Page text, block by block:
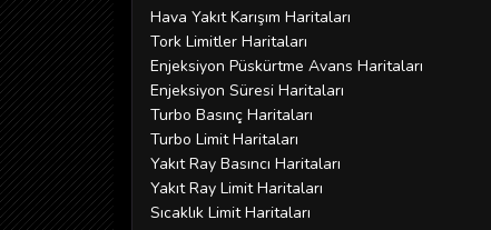
Hava Yakıt Karışım Haritaları
Tork Limitler Haritaları
Enjeksiyon Püskürtme Avans Haritaları
Enjeksiyon Süresi Haritaları
Turbo Basınç Haritaları
Turbo Limit Haritaları
Yakıt Ray Basıncı Haritaları
Yakıt Ray Limit Haritaları
Sıcaklık Limit Haritaları